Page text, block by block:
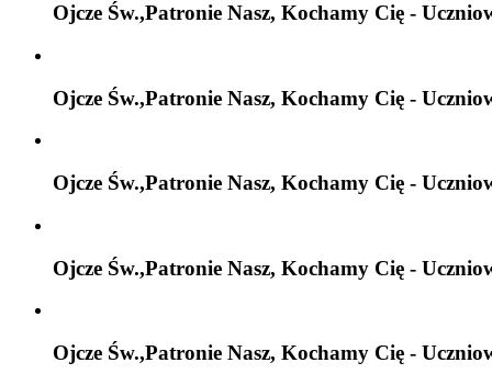
Ojcze Św.,Patronie Nasz, Kochamy Cię -
Ojcze Św.,Patronie Nasz, Kochamy Cię -
Ojcze Św.,Patronie Nasz, Kochamy Cię -
Ojcze Św.,Patronie Nasz, Kochamy Cię -
Ojcze Św.,Patronie Nasz, Kochamy Cię -